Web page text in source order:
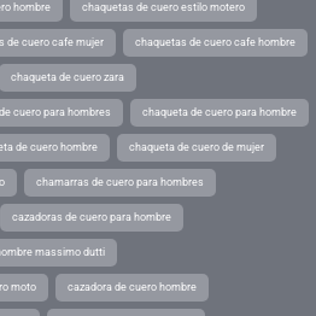
hombre chaquetas de cuero estilo motero
de cuero cafe mujer chaquetas de cuero cafe hombre
chaqueta de cuero zara
cuero para hombres chaqueta de cuero para hombre
de cuero hombre chaqueta de cuero de mujer
chamarras de cuero para hombres
cazadoras de cuero para hombre
massimo dutti
moto cazadora de cuero hombre